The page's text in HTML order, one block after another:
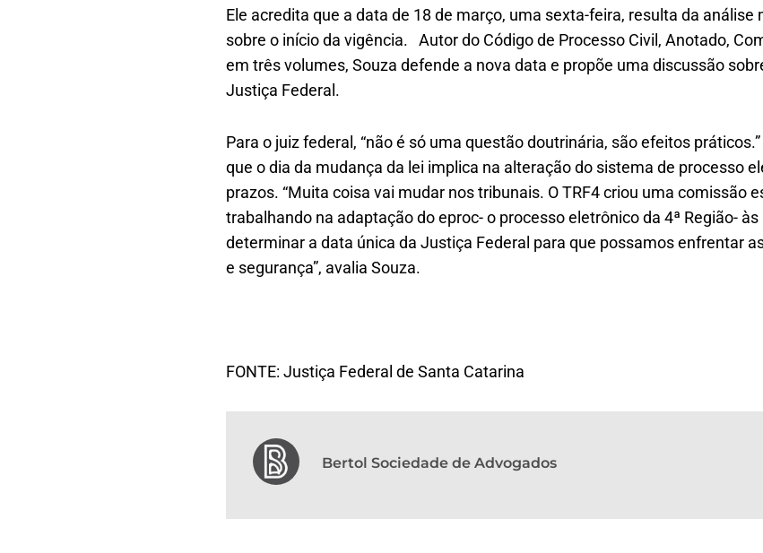
Ele acredita que a data de 18 de março, uma sexta-feira, resulta da análise
sobre o início da vigência. Autor do Código de Processo Civil, Anotado,
em três volumes, Souza defende a nova data e propõe uma discussão
Justiça Federal.
Para o juiz federal, “não é só uma questão doutrinária, são efeitos
que o dia da mudança da lei implica na alteração do sistema de processo
prazos. “Muita coisa vai mudar nos tribunais. O TRF4 criou uma comissão
trabalhando na adaptação do eproc- o processo eletrônico da 4ª Região-
determinar a data única da Justiça Federal para que possamos enfrentar
e segurança”, avalia Souza.
FONTE: Justiça Federal de Santa Catarina
Bertol Sociedade de Advogados